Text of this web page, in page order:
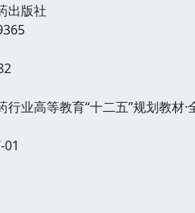
出版社
行业高等教育“十二五”规划教材